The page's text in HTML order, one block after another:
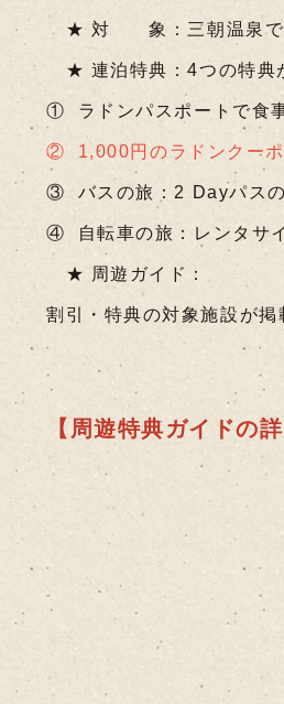
★ 対 象：三朝温泉で2
★ 連泊特典：4つの特典
① ラドンパスポートで食
② 1,000円のラドンクーポ
③ バスの旅：2 Dayパス
④ 自転車の旅：レンタサ
★ 周遊ガイド：
割引・特典の対象施設が
【周遊特典ガイドの